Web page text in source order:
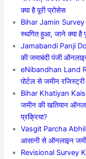
क्या है पूरी प्रोसेस
Bihar Jamin Survey
स्थगित हुआ, जाने क्या है
Jamabandi Panji
की जमाबंदी पंजी
eNibandhan Land
पोर्टल से जमीन
Bihar Khatiyan
जमीन की खतियान
प्रक्रिया?
Vasgit Parcha
आसानी से ऑनलाइन
Revisional Survey